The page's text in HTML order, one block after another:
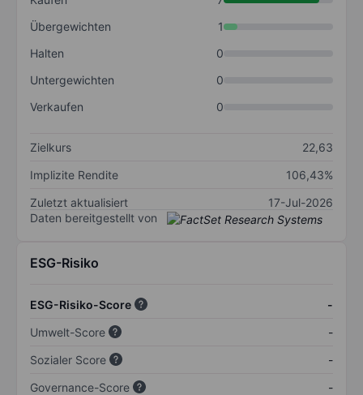
Übergewichten
1
Halten
0
Untergewichten
0
Verkaufen
0
Zielkurs
22,63
Implizite Rendite
106,43%
Zuletzt aktualisiert
17-Jul-2026
Daten bereitgestellt von
ESG-Risiko
ESG-Risiko-Score
-
Umwelt-Score
-
Sozialer Score
-
Governance-Score
-